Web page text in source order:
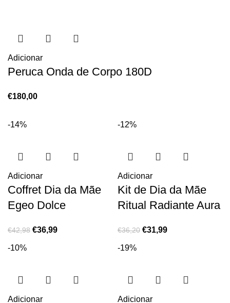
Adicionar
Peruca Onda de Corpo 180D
€180,00
-14%
Adicionar
Coffret Dia da Mãe
Egeo Dolce
€42,98 €36,99
-12%
Adicionar
Kit de Dia da Mãe
Ritual Radiante Aura
€36,20 €31,99
-10%
Adicionar
-19%
Adicionar